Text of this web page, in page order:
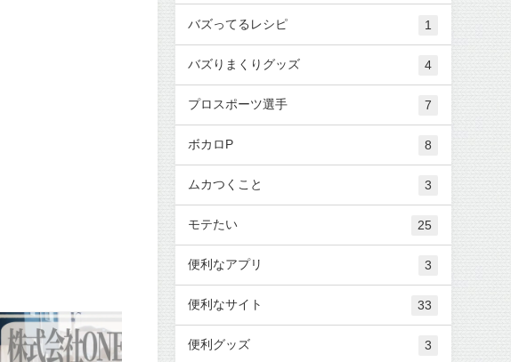
バズってるレシピ 1
バズりまくりグッズ 4
プロスポーツ選手 7
ボカロP 8
ムカつくこと 3
モテたい 25
便利なアプリ 3
便利なサイト 33
便利グッズ 3